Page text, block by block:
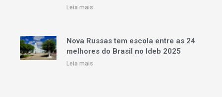
Leia mais
Nova Russas tem escola entre as 24
melhores do Brasil no Ideb 2025
Leia mais